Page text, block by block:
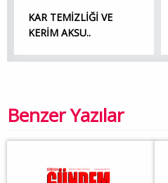
KAR TEMİZLİĞİ VE
KERİM AKSU..
Benzer Yazılar